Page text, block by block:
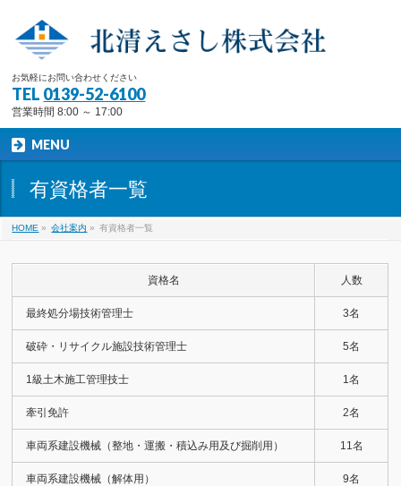
お気軽にお問い合わせください
TEL 0139-52-6100
営業時間 8:00 ～ 17:00
MENU
有資格者一覧
HOME » 会社案内 » 有資格者一覧
資格名 人数
最終処分場技術管理士 3名
破砕・リサイクル施設技術管理士 5名
1級土木施工管理技士 1名
牽引免許 2名
車両系建設機械（整地・運搬・積込み用及び掘削用） 11名
車両系建設機械（解体用） 9名